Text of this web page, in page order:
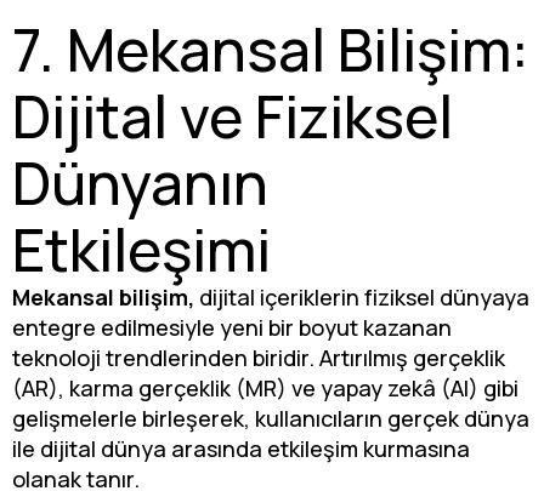
7. Mekansal Bilişim:
Dijital ve Fiziksel
Dünyanın
Etkileşimi
Mekansal bilişim, dijital içeriklerin fiziksel dünyaya
entegre edilmesiyle yeni bir boyut kazanan
teknoloji trendlerinden biridir. Artırılmış gerçeklik
(AR), karma gerçeklik (MR) ve yapay zekâ (AI) gibi
gelişmelerle birleşerek, kullanıcıların gerçek dünya
ile dijital dünya arasında etkileşim kurmasına
olanak tanır.